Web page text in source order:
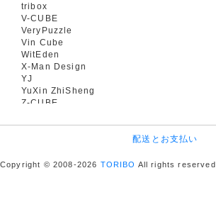
tribox
V-CUBE
VeryPuzzle
Vin Cube
WitEden
X-Man Design
YJ
YuXin ZhiSheng
Z-CUBE
配送とお支払い
Copyright © 2008-2026 TORIBO All rights reserved.